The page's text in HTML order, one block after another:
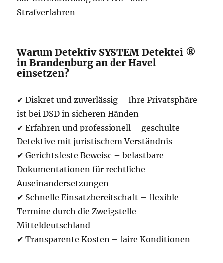
Strafverfahren
Warum Detektiv SYSTEM Detektei ®
in Brandenburg an der Havel
einsetzen?
✔ Diskret und zuverlässig – Ihre Privatsphäre
ist bei DSD in sicheren Händen
✔ Erfahren und professionell – geschulte
Detektive mit juristischem Verständnis
✔ Gerichtsfeste Beweise – belastbare
Dokumentationen für rechtliche
Auseinandersetzungen
✔ Schnelle Einsatzbereitschaft – flexible
Termine durch die Zweigstelle
Mitteldeutschland
✔ Transparente Kosten – faire Konditionen